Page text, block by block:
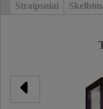
Straipsniai